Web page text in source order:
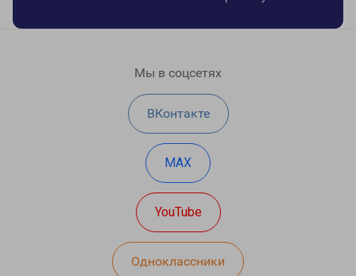
Мы в соцсетях
ВКонтакте
MAX
YouTube
Одноклассники